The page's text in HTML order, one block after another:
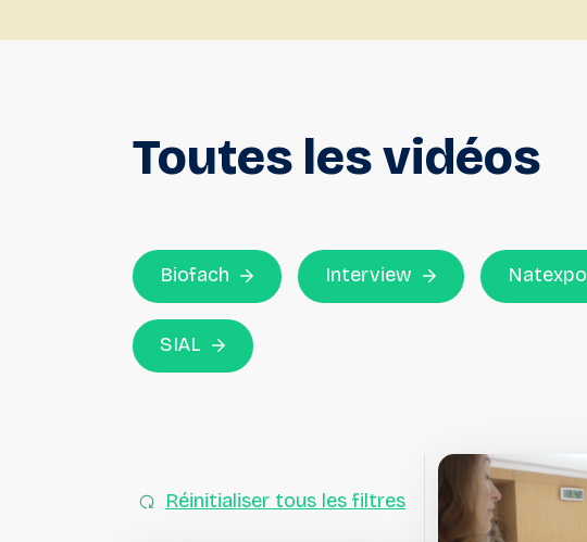
Toutes lesvidéos
Biofach Interview Natexpo
SIAL
Réinitialiser tous les filtres